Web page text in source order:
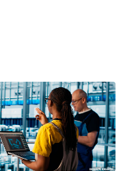
Os gestores da ABNT litigam
reserva de mercado sobre as
Os critérios médicos da
Os sintomas clínicos do
O tratamento médico da
As causas médicas da queda
Quando a gestão é o
Os procedimentos para a
concreto de obras